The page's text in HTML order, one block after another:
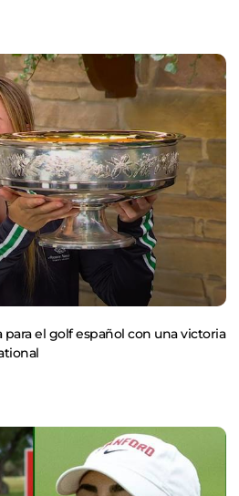
el golf español con una victoria